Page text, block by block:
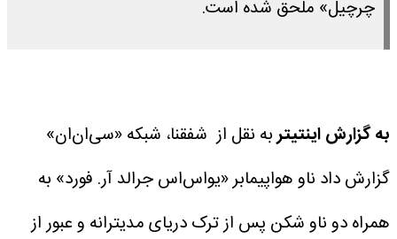
چرچیل» ملحق شده است.
به گزارش اینتیتربه نقل از شفقنا، شبکه «سی‌ان‌ان»
گزارش داد ناو هواپیمابر «یواس‌اس جرالد آر. فورد» به
همراه دو ناو شکن پس از ترک دریای مدیترانه و عبور از